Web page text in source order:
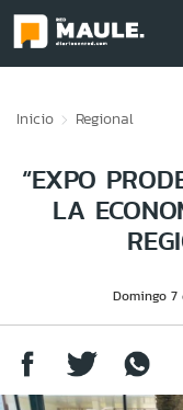
Inicio Regional
“EXPO
LA
Domingo 7